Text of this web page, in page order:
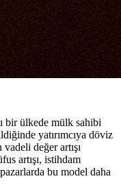
bir ülkede mülk sahibi
yatırımcıya döviz
değer artışı
artışı, istihdam
bu model daha